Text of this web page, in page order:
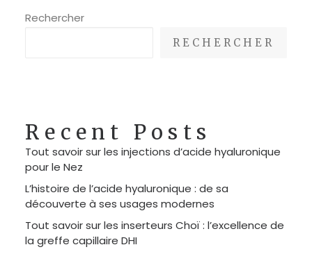
Rechercher
RECHERCHER
Recent Posts
Tout savoir sur les injections d’acide hyaluronique
pour le Nez
L’histoire de l’acide hyaluronique : de sa
découverte à ses usages modernes
Tout savoir sur les inserteurs Choï : l’excellence de
la greffe capillaire DHI